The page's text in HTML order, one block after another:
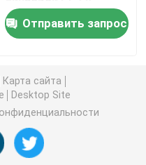
Wifi
камера
безопасности
Отправить запрос
Карта сайта
Desktop Site